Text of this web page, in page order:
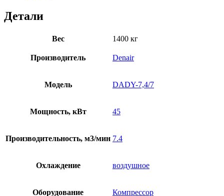
Детали
Вес 1400 кг
Производитель Denair
Модель DADY-7,4/7
Мощность, кВт 45
Производительность, м3/мин 7.4
Охлаждение воздушное
Оборудование Компрессор